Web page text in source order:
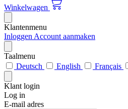
Winkelwagen
Klantenmenu
Inloggen Account aanmaken
Taalmenu
Deutsch
English Français
Klant login
Log in
E-mail adres